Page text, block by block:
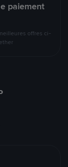
paiement
offres ci-